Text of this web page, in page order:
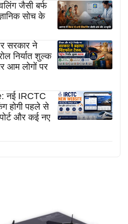
जैसी बर्फ
सोच के
सरकार ने
निर्यात शुल्क
आम लोगों पर
नई IRCTC
होगी पहले से
और कई नए